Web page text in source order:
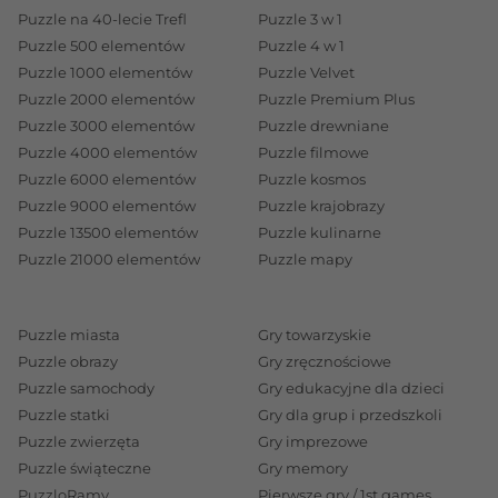
Puzzle na 40-lecie Trefl
Puzzle 500 elementów
Puzzle 1000 elementów
Puzzle 2000 elementów
Puzzle 3000 elementów
Puzzle 4000 elementów
Puzzle 6000 elementów
Puzzle 9000 elementów
Puzzle 13500 elementów
Puzzle 21000 elementów
Puzzle 3 w 1
Puzzle 4 w 1
Puzzle Velvet
Puzzle Premium Plus
Puzzle drewniane
Puzzle filmowe
Puzzle kosmos
Puzzle krajobrazy
Puzzle kulinarne
Puzzle mapy
Puzzle miasta
Puzzle obrazy
Puzzle samochody
Puzzle statki
Puzzle zwierzęta
Puzzle świąteczne
Gry towarzyskie
Gry zręcznościowe
Gry edukacyjne dla dzieci
Gry dla grup i przedszkoli
Gry imprezowe
Gry memory